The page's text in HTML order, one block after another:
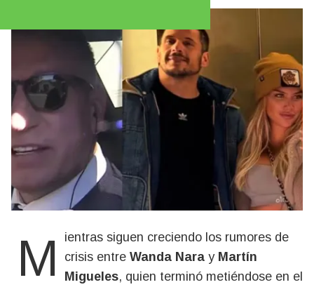
Mientras siguen creciendo los rumores de crisis entre Wanda Nara y Martín
Migueles, quien terminó metiéndose en el